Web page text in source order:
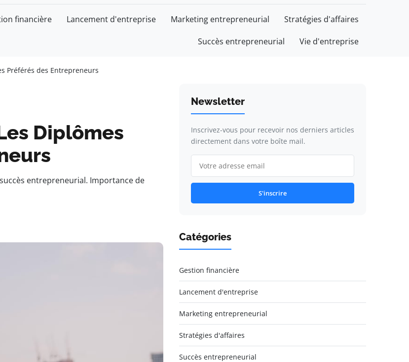
financière Lancement d'entreprise Marketing entrepreneurial Stratégies d'affaires
Succès entrepreneurial Vie d'entreprise
Préférés des Entrepreneurs
Diplômes
entrepreneurial. Importance de
Newsletter
Inscrivez-vous pour recevoir nos derniers articles
directement dans votre boîte mail.
S'inscrire
Catégories
Gestion financière
Lancement d'entreprise
Marketing entrepreneurial
Stratégies d'affaires
Succès entrepreneurial